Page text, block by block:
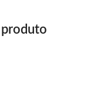
produto